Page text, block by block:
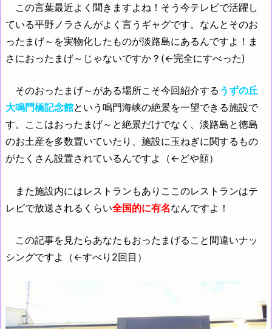
この言葉最近よく聞きますよね！そう今テレビで活躍し
ている平野ノラさんがよく言うギャグです。なんとそのお
ったまげ～を実物化したものが淡路島にあるんですよ！ま
さにおったまげ～じゃないですか？(←完全にすべった)
そのおったまげ～がある場所こそ今回紹介する うずの丘
大鳴門橋記念館という鳴門海峡の絶景を一望できる施設で
す。ここはおったまげ～と絶景だけでなく、淡路島と徳島
のお土産を多数置いていたり、施設に玉ねぎに関するもの
がたくさん設置されているんですよ（←どや顔）
また施設内にはレストランもありここのレストランはテ
レビで放送されるくらい全国的に有名なんですよ！
この記事を見たらあなたもおったまげること間違いナッ
シングですよ（←すべり2回目）